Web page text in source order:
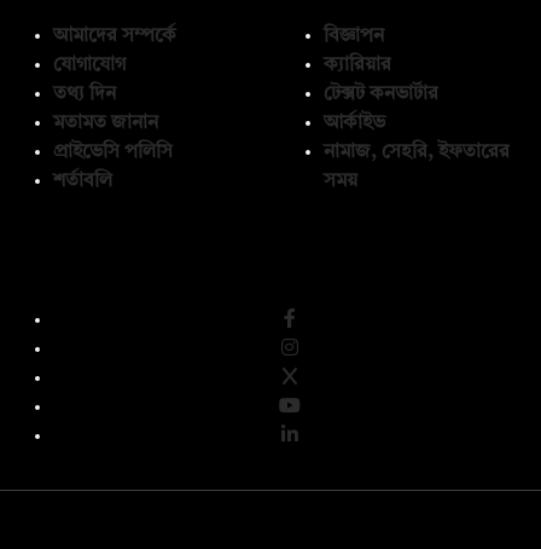
আমাদের সম্পর্কে
যোগাযোগ
তথ্য দিন
মতামত জানান
প্রাইভেসি পলিসি
শর্তাবলি
বিজ্ঞাপন
ক্যারিয়ার
টেক্সট কনভার্টার
আর্কাইভ
নামাজ, সেহরি, ইফতারের
সময়